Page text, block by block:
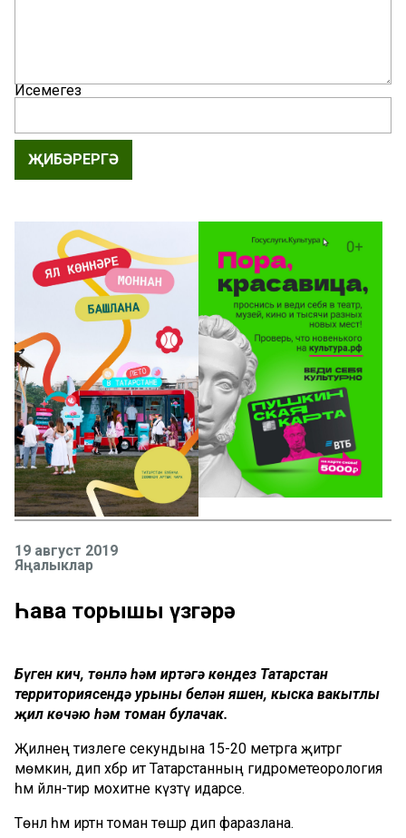
Исемегез
ҖИБӘРЕРГӘ
19 август 2019
Яңалыклар
Һава торышы үзгәрә
Бүген кич, төнлә һәм иртәгә көндез Татарстан
территориясендә урыны белән яшен, кыска вакытлы
җил көчәю һәм томан булачак.
Җилнең тизлеге секундына 15-20 метрга җитәргә
мөмкин, дип хәбәр итә Татарстанның гидрометеорология
һәм әйләнә-тирә мохитне күзәтү идарәсе.
Төнлә һәм иртән томан төшәр дип фаразлана.